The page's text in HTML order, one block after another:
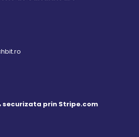
securizata prin Stripe.com